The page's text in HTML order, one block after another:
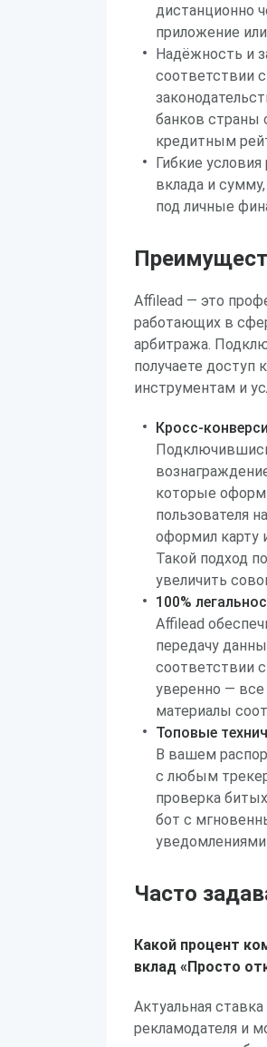
дистанционно
приложение
Надёжность и
соответствии
банков страны
кредитным
Гибкие
вклада и
под личные
Affilead — это
работающих в
арбитража.
получаете доступ
инструментам и
Кросс-
которые
пользователя
оформил карту
Такой подход
увеличить
100%
Affilead
передачу
соответствии
уверенно —
материалы
Топовые
В вашем
с любым
проверка
бот с
Часто
Какой процент
вклад «Просто
Актуальная
рекламодателя и